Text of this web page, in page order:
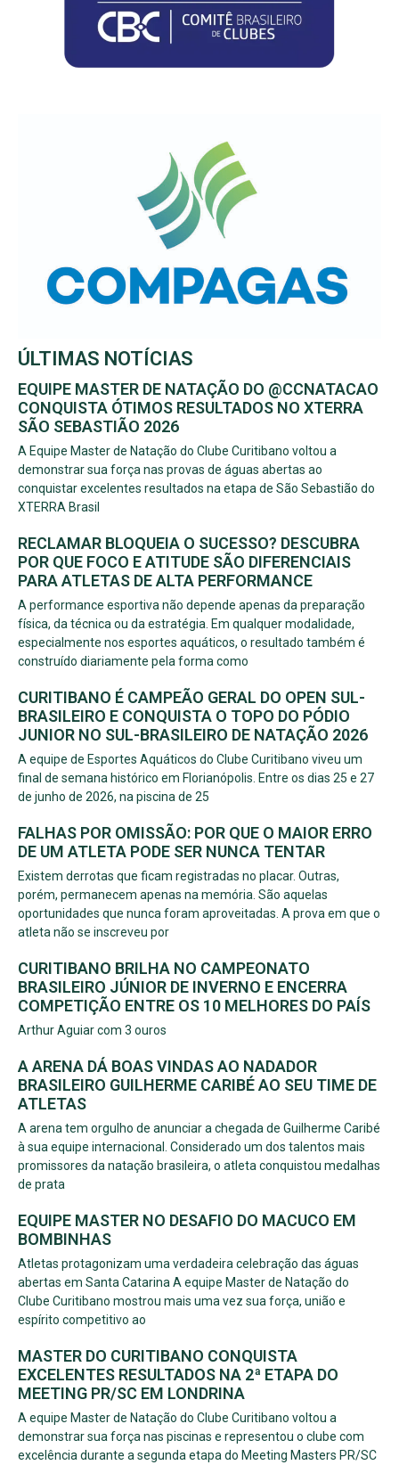
ÚLTIMAS NOTÍCIAS
EQUIPE MASTER DE NATAÇÃO DO @CCNATACAO
CONQUISTA ÓTIMOS RESULTADOS NO XTERRA
SÃO SEBASTIÃO 2026
A Equipe Master de Natação do Clube Curitibano voltou a
demonstrar sua força nas provas de águas abertas ao
conquistar excelentes resultados na etapa de São Sebastião do
XTERRA Brasil
RECLAMAR BLOQUEIA O SUCESSO? DESCUBRA
POR QUE FOCO E ATITUDE SÃO DIFERENCIAIS
PARA ATLETAS DE ALTA PERFORMANCE
A performance esportiva não depende apenas da preparação
física, da técnica ou da estratégia. Em qualquer modalidade,
especialmente nos esportes aquáticos, o resultado também é
construído diariamente pela forma como
CURITIBANO É CAMPEÃO GERAL DO OPEN SUL-
BRASILEIRO E CONQUISTA O TOPO DO PÓDIO
JUNIOR NO SUL-BRASILEIRO DE NATAÇÃO 2026
A equipe de Esportes Aquáticos do Clube Curitibano viveu um
final de semana histórico em Florianópolis. Entre os dias 25 e 27
de junho de 2026, na piscina de 25
FALHAS POR OMISSÃO: POR QUE O MAIOR ERRO
DE UM ATLETA PODE SER NUNCA TENTAR
Existem derrotas que ficam registradas no placar. Outras,
porém, permanecem apenas na memória. São aquelas
oportunidades que nunca foram aproveitadas. A prova em que o
atleta não se inscreveu por
CURITIBANO BRILHA NO CAMPEONATO
BRASILEIRO JÚNIOR DE INVERNO E ENCERRA
COMPETIÇÃO ENTRE OS 10 MELHORES DO PAÍS
Arthur Aguiar com 3 ouros
A ARENA DÁ BOAS VINDAS AO NADADOR
BRASILEIRO GUILHERME CARIBÉ AO SEU TIME DE
ATLETAS
A arena tem orgulho de anunciar a chegada de Guilherme Caribé
à sua equipe internacional. Considerado um dos talentos mais
promissores da natação brasileira, o atleta conquistou medalhas
de prata
EQUIPE MASTER NO DESAFIO DO MACUCO EM
BOMBINHAS
Atletas protagonizam uma verdadeira celebração das águas
abertas em Santa Catarina A equipe Master de Natação do
Clube Curitibano mostrou mais uma vez sua força, união e
espírito competitivo ao
MASTER DO CURITIBANO CONQUISTA
EXCELENTES RESULTADOS NA 2ª ETAPA DO
MEETING PR/SC EM LONDRINA
A equipe Master de Natação do Clube Curitibano voltou a
demonstrar sua força nas piscinas e representou o clube com
excelência durante a segunda etapa do Meeting Masters PR/SC